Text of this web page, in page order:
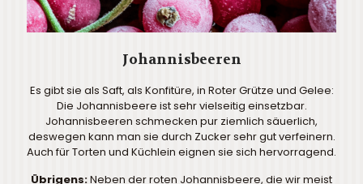
Johannisbeeren
Es gibt sie als Saft, als Konfitüre, in Roter Grütze und Gelee:
Die Johannisbeere ist sehr vielseitig einsetzbar.
Johannisbeeren schmecken pur ziemlich säuerlich,
deswegen kann man sie durch Zucker sehr gut verfeinern.
Auch für Torten und Küchlein eignen sie sich hervorragend.
Übrigens:Neben der roten Johannisbeere, die wir meist